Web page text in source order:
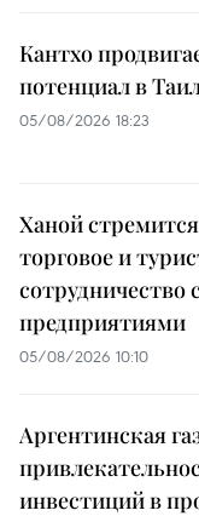
Кантхо
потенциал в
05/08/2026 18:23
Ханой
торговое и
предприятиями
05/08/2026 10:10
Аргентинская
инвестиций в